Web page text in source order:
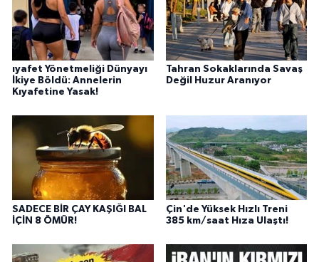
ıyafet Yönetmeliği Dünyayı
İkiye Böldü: Annelerin
Kıyafetine Yasak!
Tahran Sokaklarında Savaş
Değil Huzur Aranıyor
SADECE BİR ÇAY KAŞIĞI BAL
İÇİN 8 ÖMÜR!
Çin'de Yüksek Hızlı Treni
385 km/saat Hıza Ulaştı!